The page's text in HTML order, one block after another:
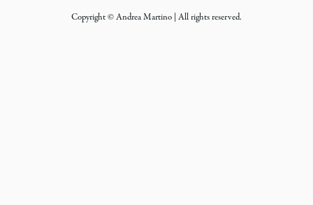
Copyright © Andrea Martino | All rights reserved.